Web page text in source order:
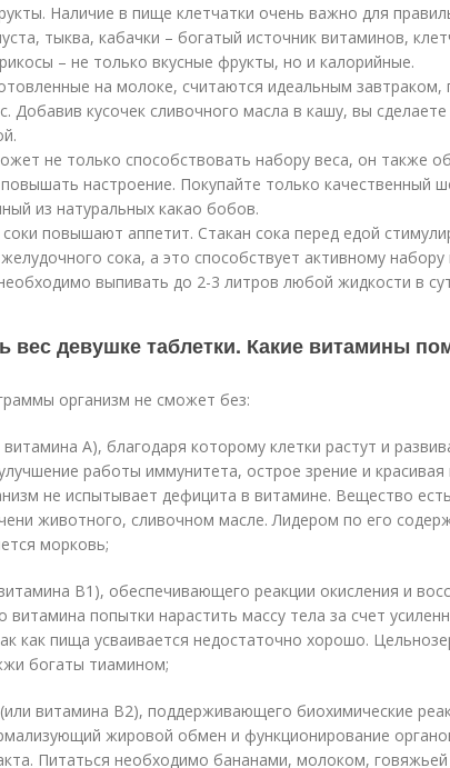
Наличие в пище клетчатки очень важно для
тыква, кабачки – богатый источник витаминов,
– не только вкусные фрукты, но и калорийные.
на молоке, считаются идеальным
Добавив кусочек сливочного масла в кашу, вы
не только способствовать набору веса, он также
настроение. Покупайте только качественный
из натуральных какао бобов.
повышают аппетит. Стакан сока перед едой
сока, а это способствует активному набору
выпивать до 2-3 литров любой жидкости в
вес девушке таблетки. Какие витамины
организм не сможет без:
А), благодаря которому клетки растут и
работы иммунитета, острое зрение и
не испытывает дефицита в витамине. Вещество
животного, сливочном масле. Лидером по его
морковь;
В1), обеспечивающего реакции окисления и
витамина попытки нарастить массу тела за счет
как пища усваивается недостаточно хорошо.
богаты тиамином;
витамина В2), поддерживающего биохимические
жировой обмен и функционирование
Питаться необходимо бананами, молоком,